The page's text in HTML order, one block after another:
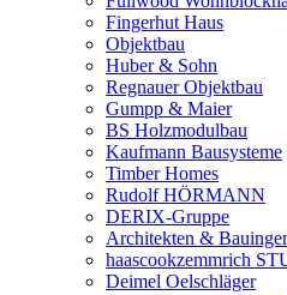
Fingerhut Haus
Objektbau
Huber & Sohn
Regnauer Objektbau
Gumpp & Maier
BS Holzmodulbau
Kaufmann Bausysteme
Timber Homes
Rudolf HÖRMANN
DERIX-Gruppe
Architekten &
haascookzemmrich
Deimel Oelschläger